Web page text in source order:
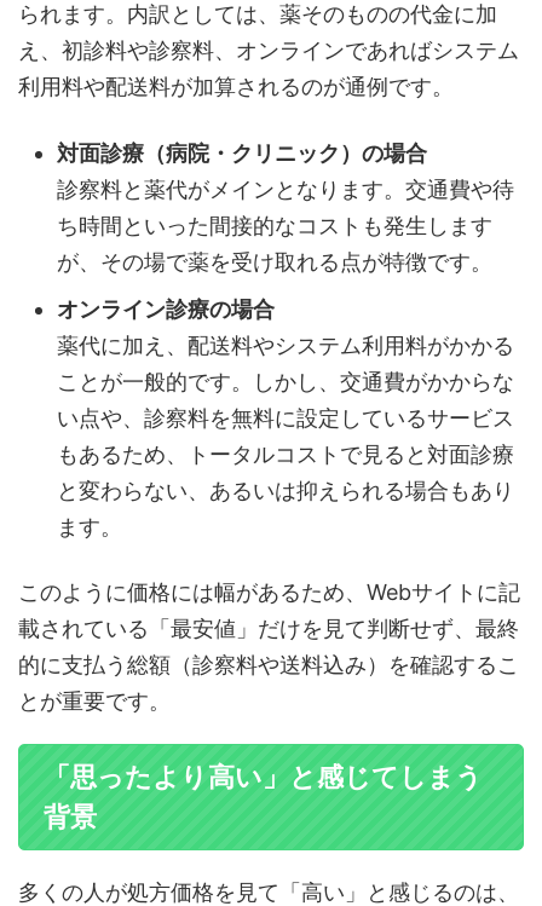
られます。内訳としては、薬そのものの代金に加
え、初診料や診察料、オンラインであればシステム
利用料や配送料が加算されるのが通例です。
対面診療（病院・クリニック）の場合
診察料と薬代がメインとなります。交通費や待
ち時間といった間接的なコストも発生します
が、その場で薬を受け取れる点が特徴です。
オンライン診療の場合
薬代に加え、配送料やシステム利用料がかかる
ことが一般的です。しかし、交通費がかからな
い点や、診察料を無料に設定しているサービス
もあるため、トータルコストで見ると対面診療
と変わらない、あるいは抑えられる場合もあり
ます。
このように価格には幅があるため、Webサイトに記
載されている「最安値」だけを見て判断せず、最終
的に支払う総額（診察料や送料込み）を確認するこ
とが重要です。
「思ったより高い」と感じてしまう
背景
多くの人が処方価格を見て「高い」と感じるのは、